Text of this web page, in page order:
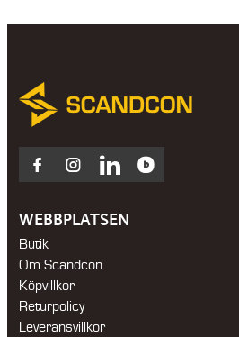
Facebook
Instagram
LinkedInBlocket
WEBBPLATSEN
Butik
Om Scandcon
Köpvillkor
Returpolicy
Leveransvillkor